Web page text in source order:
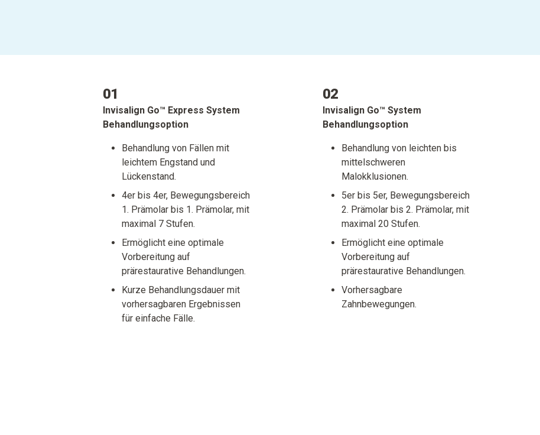
01
Invisalign Go™ Express System
Behandlungsoption
Behandlung von Fällen mit
leichtem Engstand und
Lückenstand.
4er bis 4er, Bewegungsbereich
1. Prämolar bis 1. Prämolar, mit
maximal 7 Stufen.
Ermöglicht eine optimale
Vorbereitung auf
prärestaurative Behandlungen.
Kurze Behandlungsdauer mit
vorhersagbaren Ergebnissen
für einfache Fälle.
02
Invisalign Go™ System
Behandlungsoption
Behandlung von leichten bis
mittelschweren
Malokklusionen.
5er bis 5er, Bewegungsbereich
2. Prämolar bis 2. Prämolar, mit
maximal 20 Stufen.
Ermöglicht eine optimale
Vorbereitung auf
prärestaurative Behandlungen.
Vorhersagbare
Zahnbewegungen.